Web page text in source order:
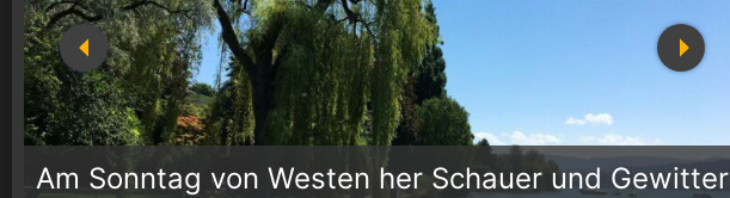
Am Sonntag von Westen her Schauer und Gewitter